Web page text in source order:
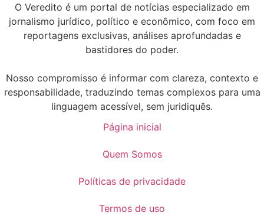
O Veredito é um portal de notícias especializado em
jornalismo jurídico, político e econômico, com foco em
reportagens exclusivas, análises aprofundadas e
bastidores do poder.
Nosso compromisso é informar com clareza, contexto e
responsabilidade, traduzindo temas complexos para uma
linguagem acessível, sem juridiquês.
Página inicial
Quem Somos
Políticas de privacidade
Termos de uso